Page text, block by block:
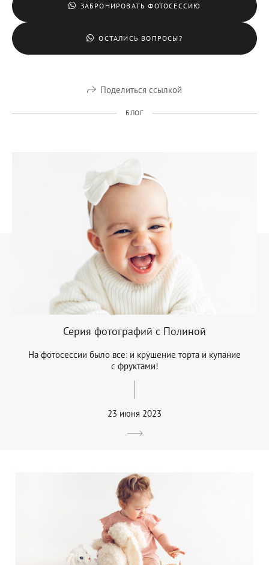
ЗАБРОНИРОВАТЬ ФОТОСЕССИЮ
ОСТАЛИСЬ ВОПРОСЫ?
Поделиться ссылкой
БЛОГ
Серия фотографий с Полиной
На фотосессии было все: и крушение торта и купание
с фруктами!
23 июня 2023